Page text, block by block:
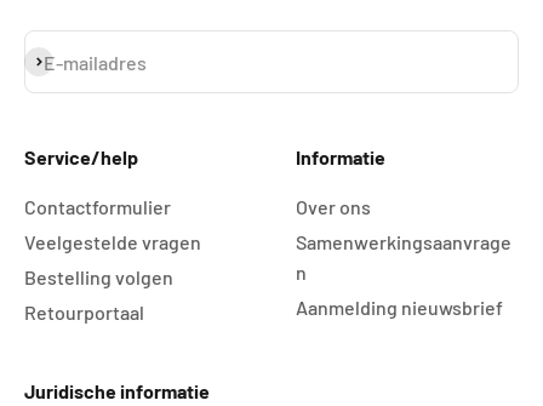
E-mailadres
Abonneren
Service/help
Contactformulier
Veelgestelde vragen
Bestelling volgen
Retourportaal
Informatie
Over ons
Samenwerkingsaanvrage
n
Aanmelding nieuwsbrief
Juridische informatie